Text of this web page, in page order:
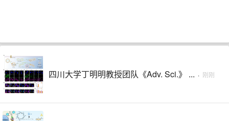
四川大学丁明明教授团队《Adv. Sci.》 ... · 刚刚